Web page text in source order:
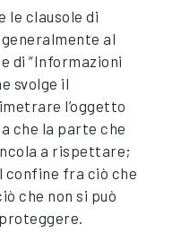
le clausole di
al
di “Informazioni
svolge il
l’oggetto
che la parte che
a rispettare;
confine fra ciò che
che non si può